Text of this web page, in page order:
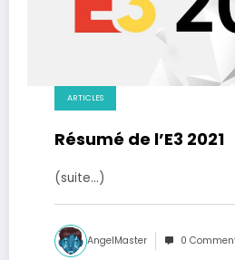
ARTICLES
Résumé de l’E3 2021
(suite…)
AngelMaster 0